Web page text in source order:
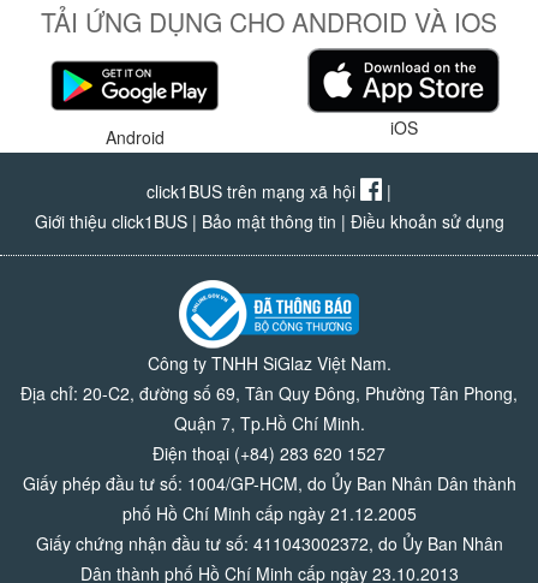
TẢI ỨNG DỤNG CHO ANDROID VÀ IOS
Android iOS
click1BUS trên mạng xã hội
|
Giới thiệu click1BUS| Bảo mật thông tin | Điều khoản sử dụng
Công ty TNHH SiGlaz Việt Nam.
Địa chỉ: 20-C2, đường số 69, Tân Quy Đông, Phường Tân Phong,
Quận 7, Tp.Hồ Chí Minh.
Điện thoại (+84) 283 620 1527
Giấy phép đầu tư số: 1004/GP-HCM, do Ủy Ban Nhân Dân thành
phố Hồ Chí Minh cấp ngày 21.12.2005
Giấy chứng nhận đầu tư số: 411043002372, do Ủy Ban Nhân
Dân thành phố Hồ Chí Minh cấp ngày 23.10.2013